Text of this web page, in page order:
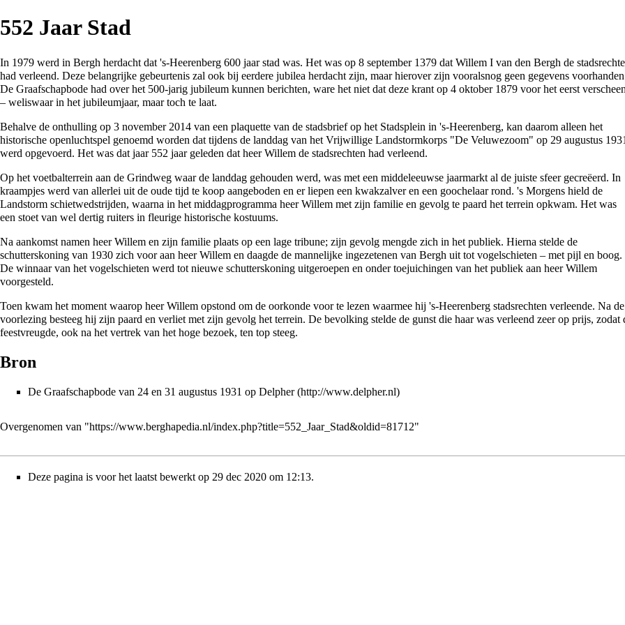
552 Jaar Stad
In 1979 werd in Bergh herdacht dat 's-Heerenberg 600 jaar stad was. Het was op 8 september 1379 dat Willem I van den Bergh de
had verleend. Deze belangrijke gebeurtenis zal ook bij eerdere jubilea herdacht zijn, maar hierover zijn vooralsnog geen gegevens
De Graafschapbode had over het 500-jarig jubileum kunnen berichten, ware het niet dat deze krant op 4 oktober 1879 voor het eerst
– weliswaar in het jubileumjaar, maar toch te laat.
Behalve de onthulling op 3 november 2014 van een plaquette van de stadsbrief op het Stadsplein in 's-Heerenberg, kan daarom alleen het
historische openluchtspel genoemd worden dat tijdens de landdag van het Vrijwillige Landstormkorps "De Veluwezoom" op 29 augustus
werd opgevoerd. Het was dat jaar 552 jaar geleden dat heer Willem de stadsrechten had verleend.
Op het voetbalterrein aan de Grindweg waar de landdag gehouden werd, was met een middeleeuwse jaarmarkt al de juiste sfeer gecreëerd. In
kraampjes werd van allerlei uit de oude tijd te koop aangeboden en er liepen een kwakzalver en een goochelaar rond. 's Morgens hield de
Landstorm schietwedstrijden, waarna in het middagprogramma heer Willem met zijn familie en gevolg te paard het terrein opkwam. Het was
een stoet van wel dertig ruiters in fleurige historische kostuums.
Na aankomst namen heer Willem en zijn familie plaats op een lage tribune; zijn gevolg mengde zich in het publiek. Hierna stelde de
schutterskoning van 1930 zich voor aan heer Willem en daagde de mannelijke ingezetenen van Bergh uit tot vogelschieten – met pijl en boog.
De winnaar van het vogelschieten werd tot nieuwe schutterskoning uitgeroepen en onder toejuichingen van het publiek aan heer Willem
voorgesteld.
Toen kwam het moment waarop heer Willem opstond om de oorkonde voor te lezen waarmee hij 's-Heerenberg stadsrechten verleende. Na de
voorlezing besteeg hij zijn paard en verliet met zijn gevolg het terrein. De bevolking stelde de gunst die haar was verleend zeer op prijs, zodat
feestvreugde, ook na het vertrek van het hoge bezoek, ten top steeg.
Bron
De Graafschapbode van 24 en 31 augustus 1931 op Delpher
Overgenomen van "https://www.berghapedia.nl/index.php?title=552_Jaar_Stad&oldid=81712"
Deze pagina is voor het laatst bewerkt op 29 dec 2020 om 12:13.